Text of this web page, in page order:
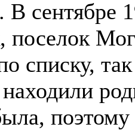
В сентябре
поселок
списку,